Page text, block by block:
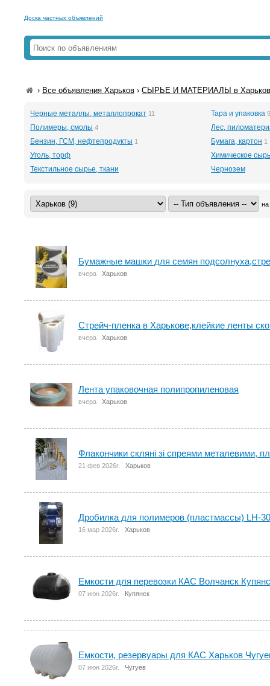
Доска частных объявлений
› Все объявления Харьков ›СЫРЬЕ И МАТЕРИАЛЫ в
Черные металлы, металлопрокат 11 Тара и упаковка 9
Полимеры, смолы 4
Лес,
Бензин, ГСМ, нефтепродукты 1 Бумага, картон 1
Уголь, торф
Химическое
Текстильное сырье, ткани
Чернозем
на
Бумажные машки для семян
вчера Харьков
Стрейч-пленка в Харькове,клейкие ленты
вчера Харьков
Лента упаковочная полипропиленовая
вчера Харьков
Флакончики скляні зі спреями металевими,
21 фев 2026г. Харьков
Дробилка для полимеров (пластмассы) LH-
16 мар 2026г. Харьков
Емкости для перевозки КАС Волчанск
07 июн 2026г. Купянск
Емкости, резервуары для КАС Харьков
07 июн 2026г. Чугуев